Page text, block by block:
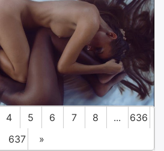
зургууд 18+
4 5 6 7 8 ...
636
637
»